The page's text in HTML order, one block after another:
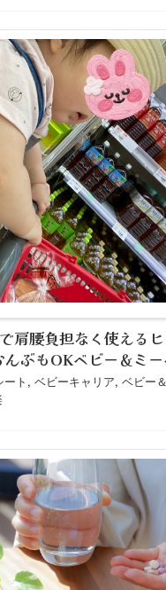
肩腰負担なく使える
んぶもOKベビー＆ミ
ート , ベビーキャリア, ベビー